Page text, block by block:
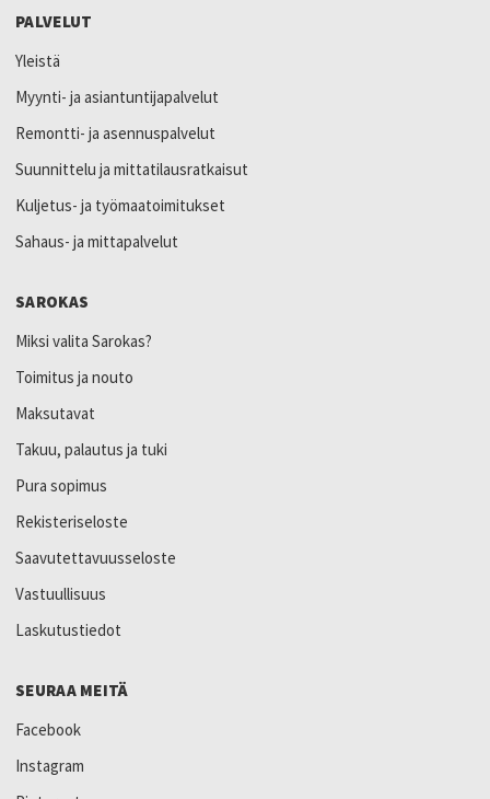
PALVELUT
Yleistä
Myynti- ja asiantuntijapalvelut
Remontti- ja asennuspalvelut
Suunnittelu ja mittatilausratkaisut
Kuljetus- ja työmaatoimitukset
Sahaus- ja mittapalvelut
SAROKAS
Miksi valita Sarokas?
Toimitus ja nouto
Maksutavat
Takuu, palautus ja tuki
Pura sopimus
Rekisteriseloste
Saavutettavuusseloste
Vastuullisuus
Laskutustiedot
SEURAA MEITÄ
Facebook
Instagram